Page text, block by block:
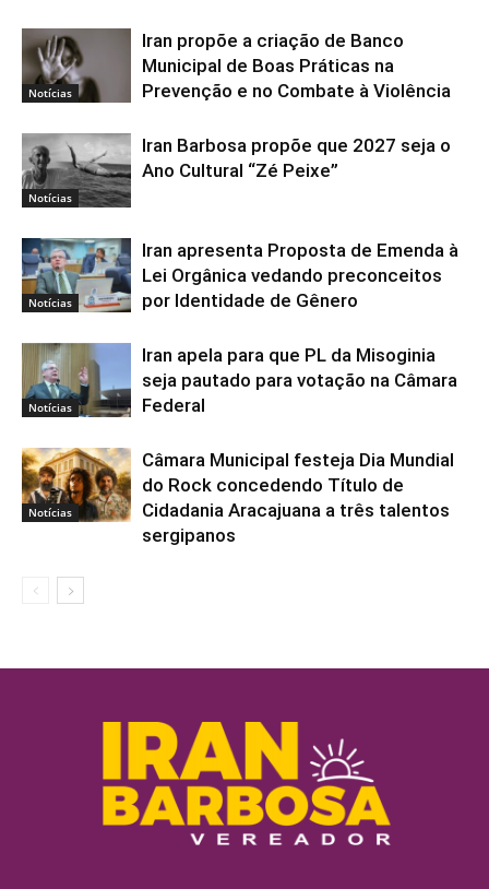
Notícias
Iran propõe a criação de Banco
Municipal de Boas Práticas na
Prevenção e no Combate à Violência
Notícias
Iran Barbosa propõe que 2027 seja o
Ano Cultural “Zé Peixe”
Notícias
Iran apresenta Proposta de Emenda à
Lei Orgânica vedando preconceitos
por Identidade de Gênero
Notícias
Iran apela para que PL da Misoginia
seja pautado para votação na Câmara
Federal
Notícias
Câmara Municipal festeja Dia Mundial
do Rock concedendo Título de
Cidadania Aracajuana a três talentos
sergipanos